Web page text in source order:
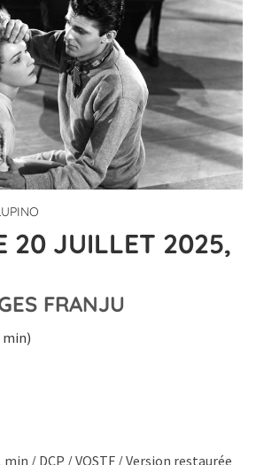
20 JUILLET 2025,
FRANJU
min)
/ DCP / VOSTF / Version restaurée